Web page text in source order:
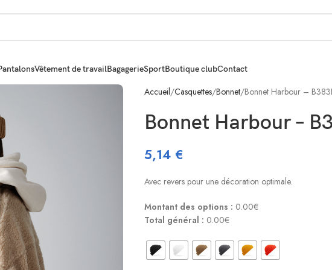
Vêtement de travailBagagerieSportBoutique clubContact
Accueil Casquettes Bonnet Bonnet Harbour –
Bonnet Harbour –
5,14 €
Avec revers pour une décoration optimale.
Montant des options : 0.00€
Total général : 0.00€